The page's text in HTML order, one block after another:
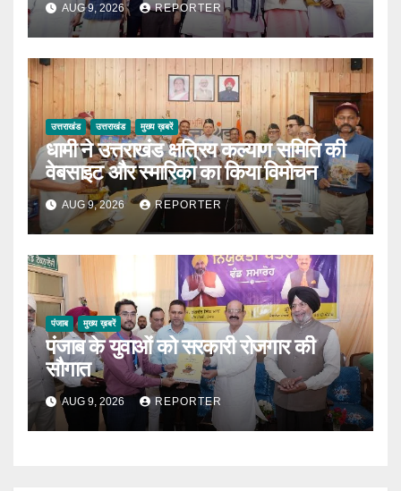
AUG 9, 2026 REPORTER
उत्तराखंड उत्तराखंड मुख्य ख़बरें
धामी ने उत्तराखंड क्षत्रिय कल्याण समिति की
वेबसाइट और स्मारिका का किया विमोचन
AUG 9, 2026 REPORTER
पंजाब मुख्य ख़बरें
पंजाब के युवाओं को सरकारी रोजगार की
सौगात
AUG 9, 2026 REPORTER